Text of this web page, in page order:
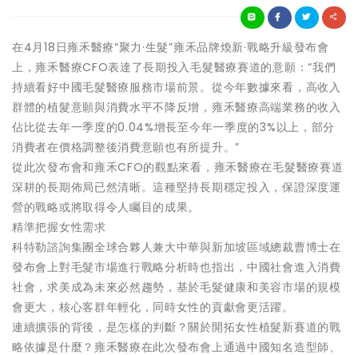
在4月18日雍禾醫療“聚力·生髮”雍禾品牌煥新·戰略升級發布會
上，雍禾醫療CFO表達了長期投入毛髮醫療賽道的意願：“我們
持續看好中國毛髮醫療服務市場前景。從今年數據來看，高收入
群體的植髮意願與消費水平不降反增，雍禾醫療高端業務的收入
佔比從去年一季度的0.04%增長至今年一季度的3%以上，部分
消費者在價格調整後消費意願也有所提升。”
從此次發布會和雍禾CFO的觀點來看，雍禾醫療在毛髮醫療賽道
深耕的長期佈局已然清晰。這種堅持長期穩定投入，保證深度運
營的戰略或將取得令人矚目的成果。
精準把握女性需求
科特勒諮詢集團全球合夥人兼大中華與新加坡區域總裁曹博士在
發布會上對毛髮市場進行戰略分析時也指出，中國社會進入消費
社會，求美成為未來必然趨勢，基於毛髮健康和美容市場的規模
會更大，核心客群年輕化，同時女性的貢獻會更活躍。
連續擴張的背後，是怎樣的判斷？關於開拓女性植髮新賽道的戰
略依據是什麼？雍禾醫療在此次發布會上通過中國知名造型師、